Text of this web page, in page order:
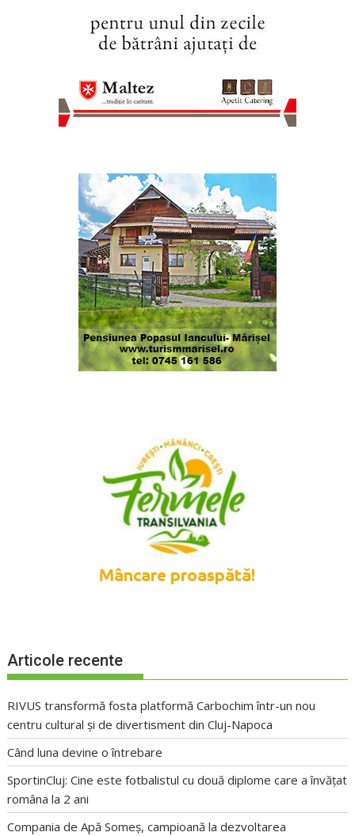
Articole recente
RIVUS transformă fosta platformă Carbochim într-un nou
centru cultural și de divertisment din Cluj-Napoca
Când luna devine o întrebare
SportinCluj: Cine este fotbalistul cu două diplome care a învățat
româna la 2 ani
Compania de Apă Someș, campioană la dezvoltarea